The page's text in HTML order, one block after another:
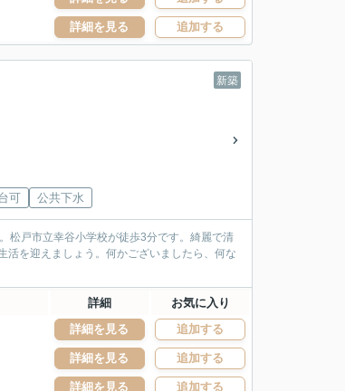
詳細を見る 追加する
新築
可 公共下水
松戸市立幸谷小学校が徒歩3分です。綺麗で清
活を迎えましょう。何かございましたら、何な
詳細 お気に入り
詳細を見る 追加する
詳細を見る 追加する
詳細を見る 追加する